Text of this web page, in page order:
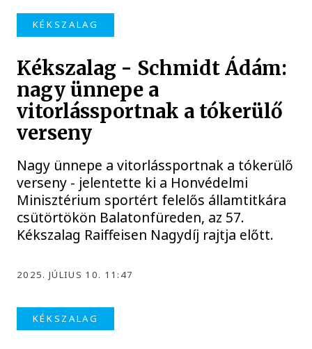
KÉKSZALAG
Kékszalag - Schmidt Ádám:
nagy ünnepe a
vitorlássportnak a tókerülő
verseny
Nagy ünnepe a vitorlássportnak a tókerülő
verseny - jelentette ki a Honvédelmi
Minisztérium sportért felelős államtitkára
csütörtökön Balatonfüreden, az 57.
Kékszalag Raiffeisen Nagydíj rajtja előtt.
2025. JÚLIUS 10. 11:47
KÉKSZALAG